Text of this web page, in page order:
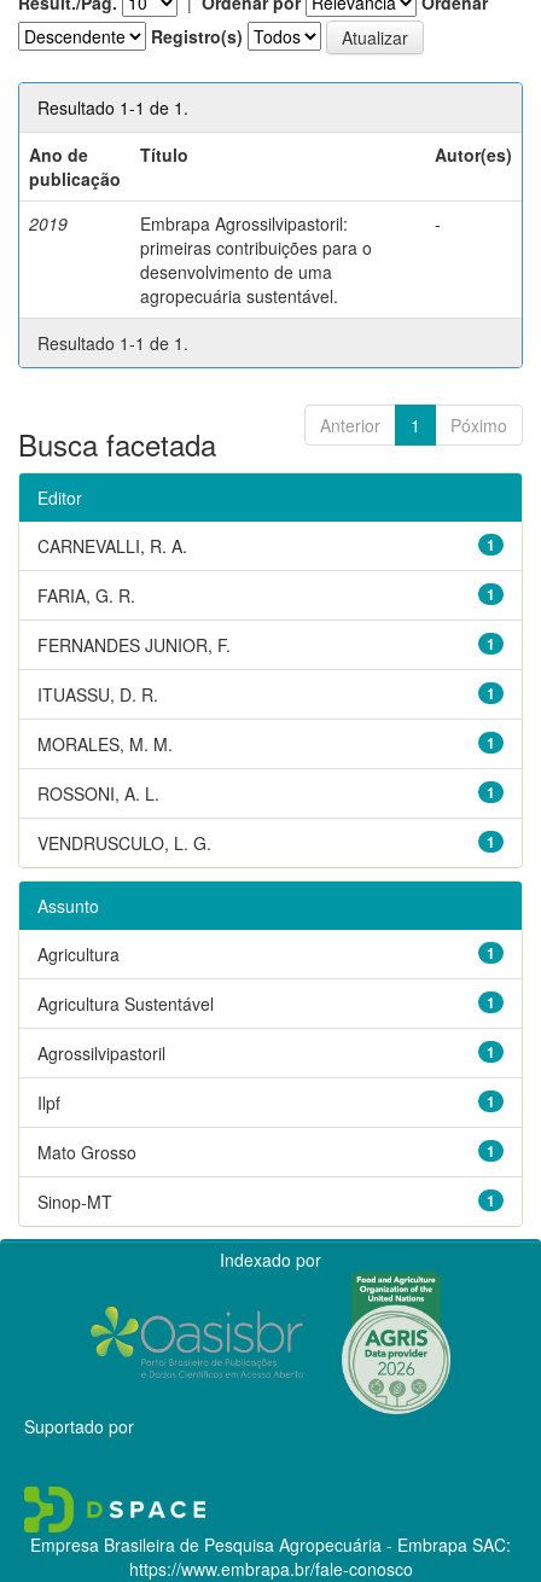
Registro(s)
Resultado 1-1 de 1.
Ano de
publicação
Título Autor(es)
2019
Embrapa Agrossilvipastoril:
primeiras contribuições para o
desenvolvimento de uma
agropecuária sustentável.
-
Resultado 1-1 de 1.
Anterior 1 Póximo
Busca facetada
Editor
1
CARNEVALLI, R. A.
1
FARIA, G. R.
1
FERNANDES JUNIOR, F.
1
ITUASSU, D. R.
1
MORALES, M. M.
1
ROSSONI, A. L.
1
VENDRUSCULO, L. G.
Assunto
1
Agricultura
1
Agricultura Sustentável
1
Agrossilvipastoril
1
Ilpf
1
Mato Grosso
1
Sinop-MT
Indexado por
Suportado por
Empresa Brasileira de Pesquisa Agropecuária - Embrapa SAC:
https://www.embrapa.br/fale-conosco